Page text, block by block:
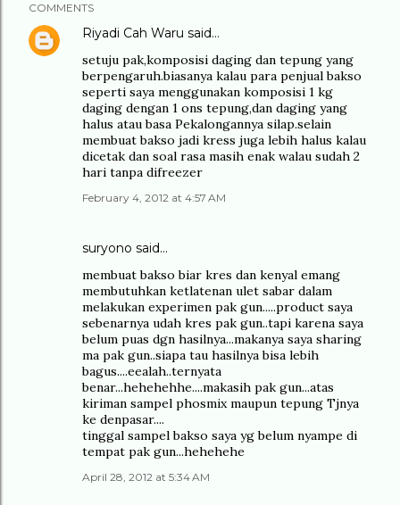
COMMENTS
Riyadi Cah Waru said…
setuju pak,komposisi daging dan tepung yang
berpengaruh.biasanya kalau para penjual bakso
seperti saya menggunakan komposisi 1 kg
daging dengan 1 ons tepung,dan daging yang
halus atau basa Pekalongannya silap.selain
membuat bakso jadi kress juga lebih halus kalau
dicetak dan soal rasa masih enak walau sudah 2
hari tanpa difreezer
February 4, 2012 at 4:57 AM
suryono said…
membuat bakso biar kres dan kenyal emang
membutuhkan ketlatenan ulet sabar dalam
melakukan experimen pak gun.....product saya
sebenarnya udah kres pak gun..tapi karena saya
belum puas dgn hasilnya...makanya saya sharing
ma pak gun..siapa tau hasilnya bisa lebih
bagus....eealah..ternyata
benar...hehehehhe....makasih pak gun...atas
kiriman sampel phosmix maupun tepung Tjnya
ke denpasar....
tinggal sampel bakso saya yg belum nyampe di
tempat pak gun...hehehehe
April 28, 2012 at 5:34 AM